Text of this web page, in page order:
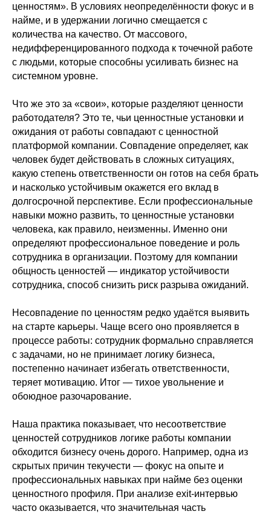
ценностям». В условиях неопределённости фокус и в
найме, и в удержании логично смещается с
количества на качество. От массового,
недифференцированного подхода к точечной работе
с людьми, которые способны усиливать бизнес на
системном уровне.
Что же это за «свои», которые разделяют ценности
работодателя? Это те, чьи ценностные установки и
ожидания от работы совпадают с ценностной
платформой компании. Совпадение определяет, как
человек будет действовать в сложных ситуациях,
какую степень ответственности он готов на себя брать
и насколько устойчивым окажется его вклад в
долгосрочной перспективе. Если профессиональные
навыки можно развить, то ценностные установки
человека, как правило, неизменны. Именно они
определяют профессиональное поведение и роль
сотрудника в организации. Поэтому для компании
общность ценностей — индикатор устойчивости
сотрудника, способ снизить риск разрыва ожиданий.
Несовпадение по ценностям редко удаётся выявить
на старте карьеры. Чаще всего оно проявляется в
процессе работы: сотрудник формально справляется
с задачами, но не принимает логику бизнеса,
постепенно начинает избегать ответственности,
теряет мотивацию. Итог — тихое увольнение и
обоюдное разочарование.
Наша практика показывает, что несоответствие
ценностей сотрудников логике работы компании
обходится бизнесу очень дорого. Например, одна из
скрытых причин текучести — фокус на опыте и
профессиональных навыках при найме без оценки
ценностного профиля. При анализе exit-интервью
часто оказывается, что значительная часть